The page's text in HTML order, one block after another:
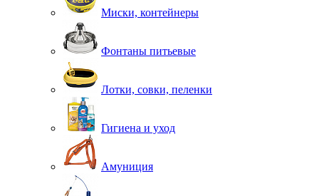
Миски, контейнеры
Фонтаны питьевые
Лотки, совки, пеленки
Гигиена и уход
Амуниция